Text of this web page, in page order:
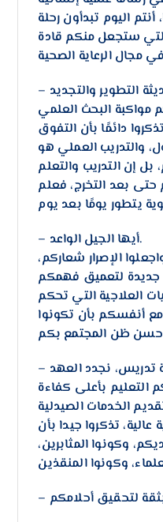
اليوم تبدأون رحلة
ستجعل منكم قادة
– تتطلب ممارسة الصيدلة الحديثة التطوير والتجديد
مواكبة البحث العلمي
دائمًا بأن التفوق
والتدريب العملي هو
إن التدريب والتعلم
بعد التخرج، فعلم
– أيها الجيل الواعد.
الإصرار شعاركم،
لتعميق فهمكم
العلاجية التي تحكم
مع أنفسكم بأن تكونوا
– إننا كإدارة وأعضاء هيئة تدريس، نجدد العهد
التعليم بأعلى كفاءة
الخدمات الصيدلية
تذكروا جيدا بأن
وكونوا المثابرين،